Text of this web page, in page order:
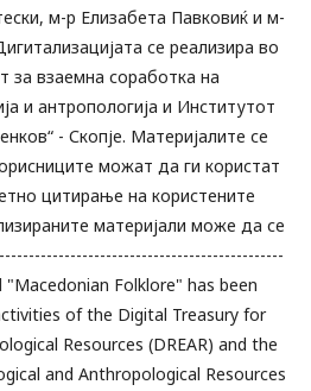
м-р Елизабета Павковиќ и м-
се реализира во
взаемна соработка на
и антропологија и Институтот
- Скопје. Материјалите се
можат да ги користат
цитирање на користените
материјали може да се
Folklore" has been
of the Digital Treasury for
Resources (DREAR) and the
and Anthropological Resources